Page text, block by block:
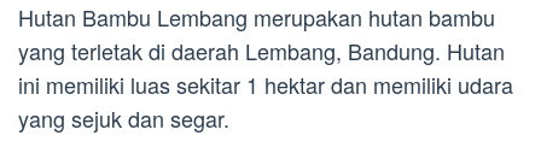
Hutan Bambu Lembang merupakan hutan bambu
yang terletak di daerah Lembang, Bandung. Hutan
ini memiliki luas sekitar 1 hektar dan memiliki udara
yang sejuk dan segar.